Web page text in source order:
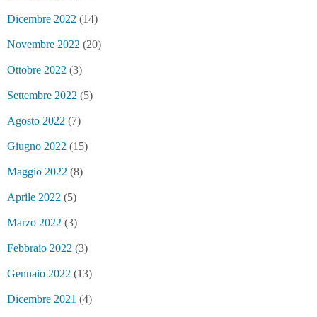
Dicembre 2022 (14)
Novembre 2022 (20)
Ottobre 2022 (3)
Settembre 2022 (5)
Agosto 2022 (7)
Giugno 2022 (15)
Maggio 2022 (8)
Aprile 2022 (5)
Marzo 2022 (3)
Febbraio 2022 (3)
Gennaio 2022 (13)
Dicembre 2021 (4)